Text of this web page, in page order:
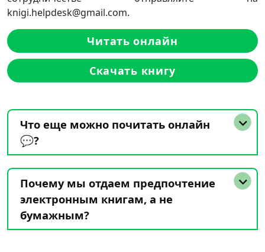
knigi.helpdesk@gmail.com.
Читать онлайн
Скачать книгу
Что еще можно почитать онлайн
💬?
Почему мы отдаем предпочтение
электронным книгам, а не
бумажным?